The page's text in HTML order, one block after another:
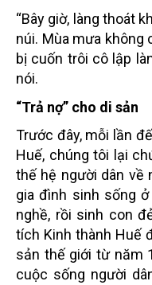
“Bây giờ, làng thoát
núi. Mùa mưa không
bị cuốn trôi cô lập
nói.
“Trả nợ” cho di sản
Trước đây, mỗi lần
Huế, chúng tôi lại
thế hệ người dân về
gia đình sinh sống
nghề, rồi sinh con
tích Kinh thành Huế
sản thế giới từ năm
cuộc sống người